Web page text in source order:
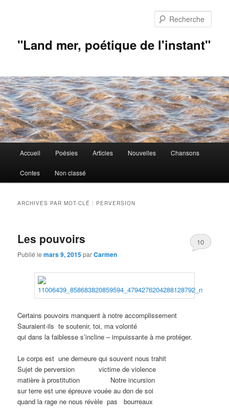
"Land mer, poétique de l'instant"
principal
Accueil Poésies Articles Nouvelles Chansons
Contes Non classé
ARCHIVES PAR MOT-CLÉ : PERVERSION
Les pouvoirs
Publié lemars 9, 2015parCarmen
10
Certains pouvoirs manquent à notre accomplissement
Sauraient-ils te soutenir, toi, ma volonté
qui dans la faiblesse s’incline – impuissante à me protéger.
Le corps est une demeure qui souvent nous trahit
Sujet de perversion ………..victime de violence
matière à prostitution
Notre incursion
sur terre est une épreuve vouée au don de soi
quand la rage ne nous révèle pas
bourreaux